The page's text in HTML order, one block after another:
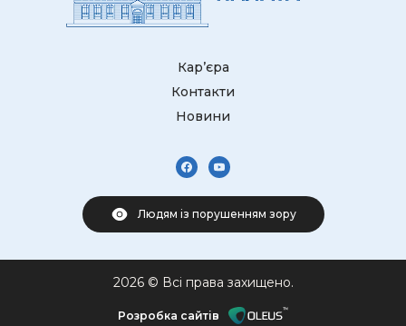
Кар’єра
Контакти
Новини
Людям із порушенням зору
2026 © Всі права захищено.
Розробка сайтів